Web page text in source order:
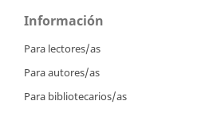
Información
Para lectores/as
Para autores/as
Para bibliotecarios/as